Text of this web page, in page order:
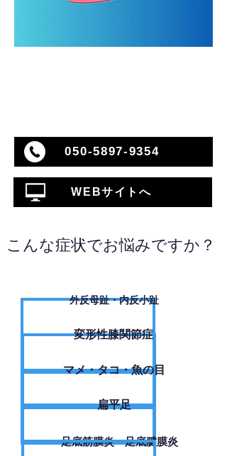
050-5897-9354
WEBサイトへ
こんな症状でお悩みですか？
外反母趾・内反小趾
変形性膝関節症
​マメ・タコ・魚の目
扁平足
足底筋膜炎・足底腱膜炎